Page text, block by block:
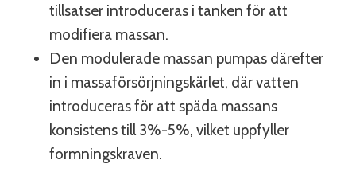
tillsatser introduceras i tanken för att
modifiera massan.
Den modulerade massan pumpas därefter
in i massaförsörjningskärlet, där vatten
introduceras för att späda massans
konsistens till 3%-5%, vilket uppfyller
formningskraven.